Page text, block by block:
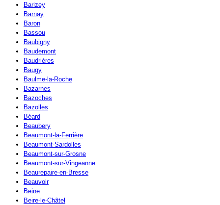
Barizey
Barnay
Baron
Bassou
Baubigny
Baudemont
Baudrières
Baugy
Baulme-la-Roche
Bazarnes
Bazoches
Bazolles
Béard
Beaubery
Beaumont-la-Ferrière
Beaumont-Sardolles
Beaumont-sur-Grosne
Beaumont-sur-Vingeanne
Beaurepaire-en-Bresse
Beauvoir
Beine
Beire-le-Châtel